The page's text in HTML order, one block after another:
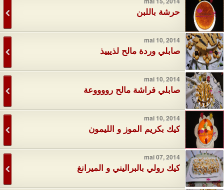
حرشة باللبن
mai 10, 2014
صابلي وردة مالح لذيييذ
mai 10, 2014
صابلي فراشة مالح رووووعة
mai 10, 2014
كيك بكريم الموز و الليمون
mai 07, 2014
كيك رولي بالبراليني و الميرانغ